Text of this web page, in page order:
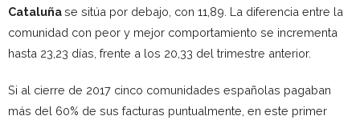
Cataluñase sitúa por debajo, con 11,89. La diferencia entre la
comunidad con peor y mejor comportamiento se incrementa
hasta 23,23 días, frente a los 20,33 del trimestre anterior.
Si al cierre de 2017 cinco comunidades españolas pagaban
más del 60% de sus facturas puntualmente, en este primer